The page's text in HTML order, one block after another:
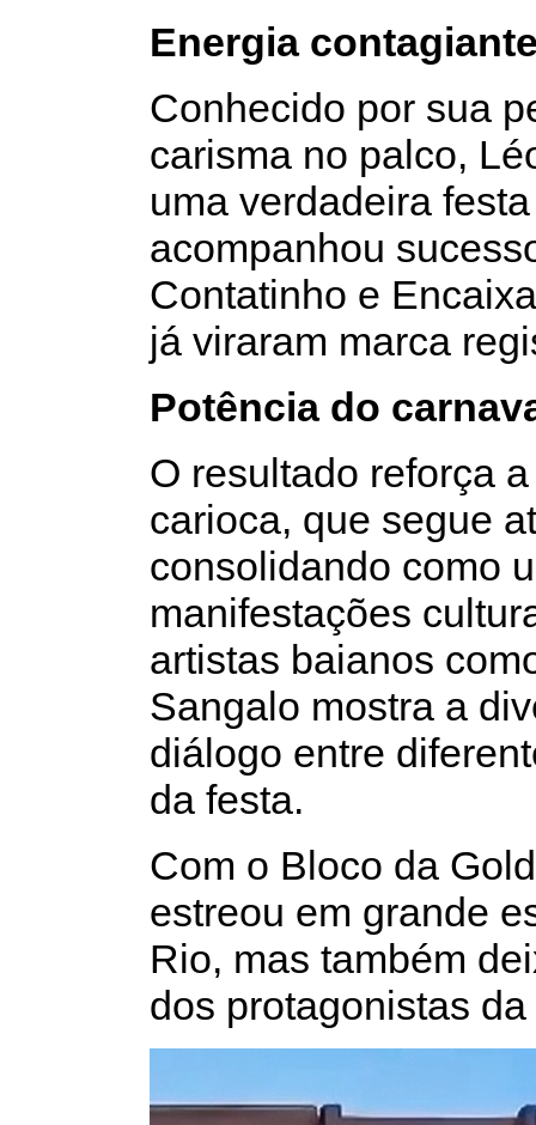
Energia
Conhecido por sua
carisma no palco,
uma verdadeira
acompanhou
Contatinho e
já viraram marca
Potência do
O resultado reforça
carioca, que segue
consolidando como
manifestações
artistas baianos
Sangalo mostra a
diálogo entre
da festa.
Com o Bloco da
estreou em grande
Rio, mas também
dos protagonistas